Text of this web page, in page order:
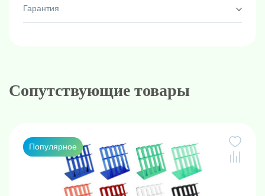
Гарантия
Сопутствующие товары
Популярное